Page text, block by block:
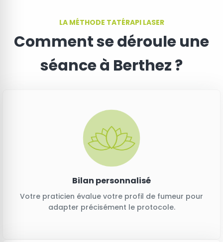
LA MÉTHODE TATÉRAPI LASER
Comment se déroule une
séance à Berthez ?
Bilan personnalisé
Votre praticien évalue votre profil de fumeur pour
adapter précisément le protocole.